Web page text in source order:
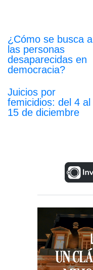
¿Cómo se busca a
las personas
desaparecidas en
democracia?
Juicios por
femicidios: del 4 al
15 de diciembre